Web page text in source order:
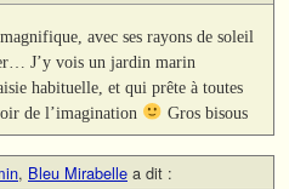
avec ses rayons de soleil
J’y vois un jardin marin
habituelle, et qui prête à toutes
de l’imagination
Gros bisous
, Bleu Mirabelle a dit :